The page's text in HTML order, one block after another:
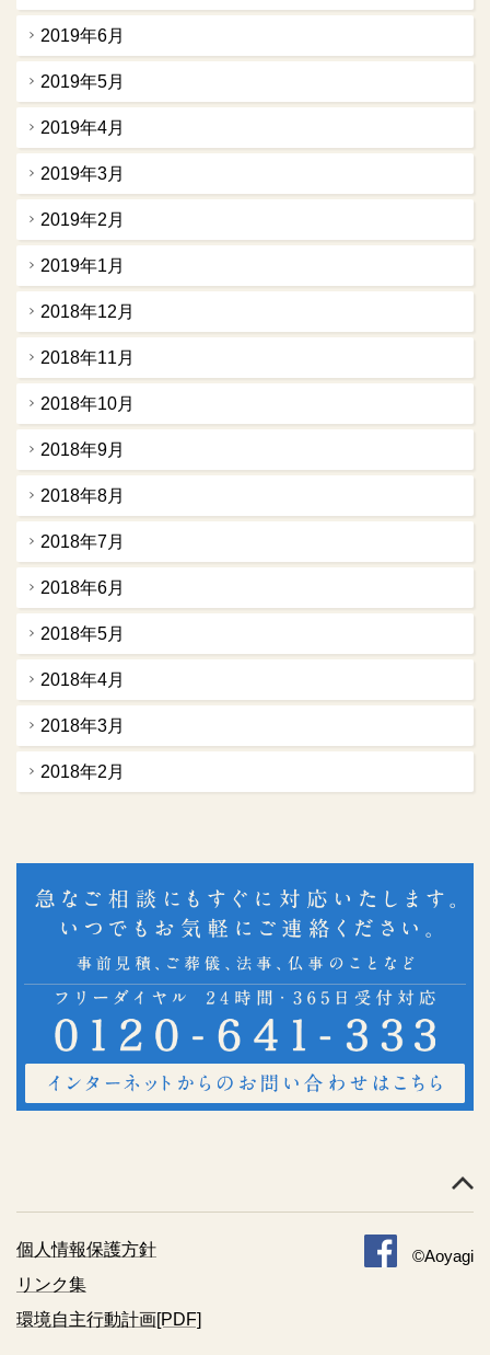
2019年6月
2019年5月
2019年4月
2019年3月
2019年2月
2019年1月
2018年12月
2018年11月
2018年10月
2018年9月
2018年8月
2018年7月
2018年6月
2018年5月
2018年4月
2018年3月
2018年2月
個人情報保護方針
リンク集
環境自主行動計画[PDF]
©Aoyagi